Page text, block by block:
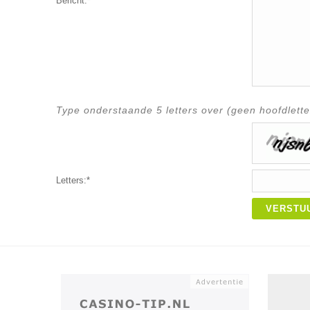
Type onderstaande 5 letters over (geen
Letters:*